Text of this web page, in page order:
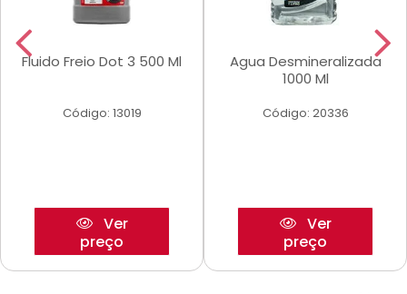
Fluido Freio Dot 3 500 Ml
Código: 13019
Ver
preço
Agua Desmineralizada
1000 Ml
Código: 20336
Ver
preço